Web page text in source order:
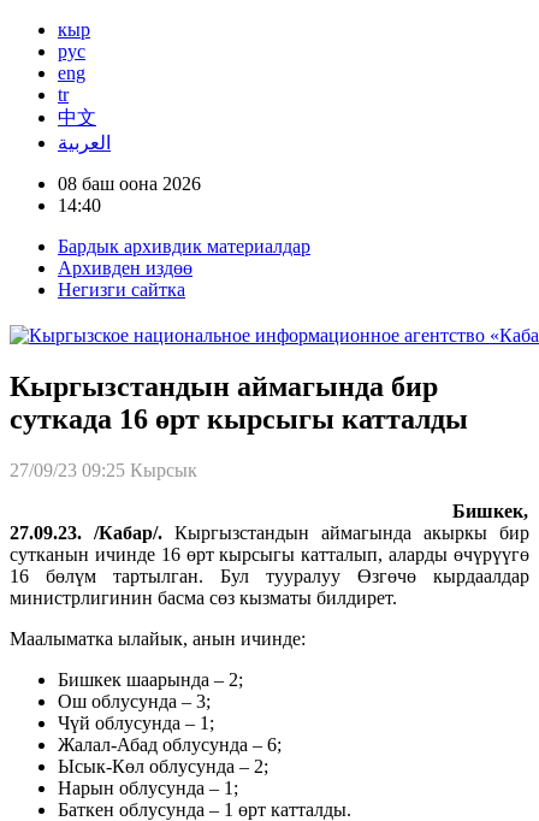
кыр
рус
eng
tr
中文
العربية
08 баш оона 2026
14:40
Бардык архивдик материалдар
Архивден издөө
Негизги сайтка
Кыргызстандын аймагында бир
суткада 16 өрт кырсыгы катталды
27/09/23 09:25 Кырсык
Бишкек,
27.09.23. /Кабар/. Кыргызстандын аймагында акыркы бир
сутканын ичинде 16 өрт кырсыгы катталып, аларды өчүрүүгө
16 бөлүм тартылган. Бул тууралуу Өзгөчө кырдаалдар
министрлигинин басма сөз кызматы билдирет.
Маалыматка ылайык, анын ичинде:
Бишкек шаарында – 2;
Ош облусунда – 3;
Чүй облусунда – 1;
Жалал-Абад облусунда – 6;
Ысык-Көл облусунда – 2;
Нарын облусунда – 1;
Баткен облусунда – 1 өрт катталды.